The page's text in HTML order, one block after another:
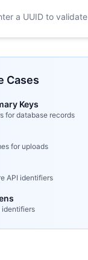
a UUID to validate
Cases
Keys
for database records
for uploads
API identifiers
identifiers